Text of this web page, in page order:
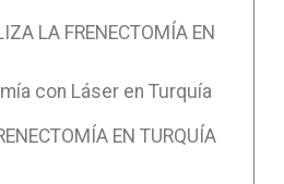
LA FRENECTOMÍA EN
con Láser en Turquía
EN TURQUÍA